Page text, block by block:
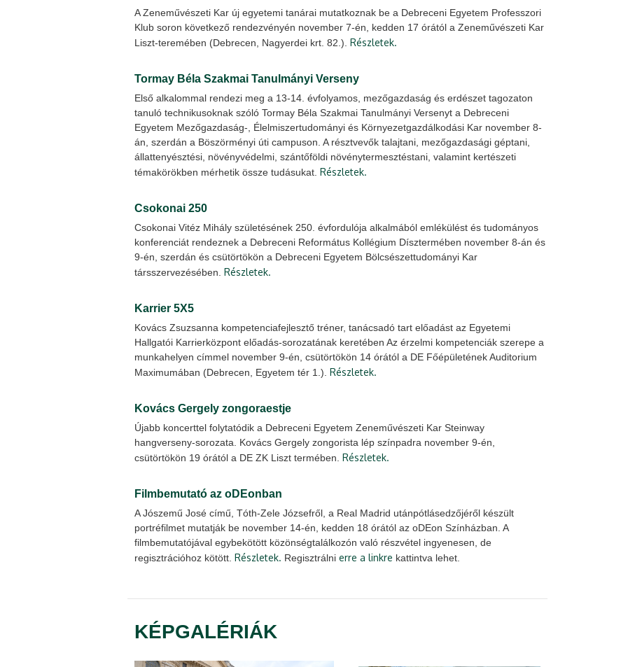
A Zeneművészeti Kar új egyetemi tanárai mutatkoznak be a Debreceni Egyetem Professzori
Klub soron következő rendezvényén november 7-én, kedden 17 órától a Zeneművészeti Kar
Liszt-teremében (Debrecen, Nagyerdei krt. 82.). Részletek.
Tormay Béla Szakmai Tanulmányi Verseny
Első alkalommal rendezi meg a 13-14. évfolyamos, mezőgazdaság és erdészet tagozaton
tanuló technikusoknak szóló Tormay Béla Szakmai Tanulmányi Versenyt a Debreceni
Egyetem Mezőgazdaság-, Élelmiszertudományi és Környezetgazdálkodási Kar november 8-
án, szerdán a Böszörményi úti campuson. A résztvevők talajtani, mezőgazdasági géptani,
állattenyésztési, növényvédelmi, szántőföldi növénytermesztéstani, valamint kertészeti
témakörökben mérhetik össze tudásukat. Részletek.
Csokonai 250
Csokonai Vitéz Mihály születésének 250. évfordulója alkalmából emlékülést és tudományos
konferenciát rendeznek a Debreceni Református Kollégium Dísztermében november 8-án és
9-én, szerdán és csütörtökön a Debreceni Egyetem Bölcsészettudományi Kar
társszervezésében. Részletek.
Karrier 5X5
Kovács Zsuzsanna kompetenciafejlesztő tréner, tanácsadó tart előadást az Egyetemi
Hallgatói Karrierközpont előadás-sorozatának keretében Az érzelmi kompetenciák szerepe a
munkahelyen címmel november 9-én, csütörtökön 14 órától a DE Főépületének Auditorium
Maximumában (Debrecen, Egyetem tér 1.). Részletek.
Kovács Gergely zongoraestje
Újabb koncerttel folytatódik a Debreceni Egyetem Zeneművészeti Kar Steinway
hangverseny-sorozata. Kovács Gergely zongorista lép színpadra november 9-én,
csütörtökön 19 órától a DE ZK Liszt termében. Részletek.
Filmbemutató az oDEonban
A Jószemű José című, Tóth-Zele Józsefről, a Real Madrid utánpótlásedzőjéről készült
portréfilmet mutatják be november 14-én, kedden 18 órától az oDEon Színházban. A
filmbemutatójával egybekötött közönségtalálkozón való részvétel ingyenesen, de
regisztrációhoz kötött. Részletek. Regisztrálni erre a linkre kattintva lehet.
KÉPGALÉRIÁK